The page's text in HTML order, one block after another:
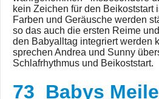
kein Zeichen für den Beikoststart
Farben und Geräusche werden
so das auch die ersten Reime
den Babyalltag integriert werden
sprechen Andrea und Sunny
Schlafrhythmus und Beikoststart.
73_Babys